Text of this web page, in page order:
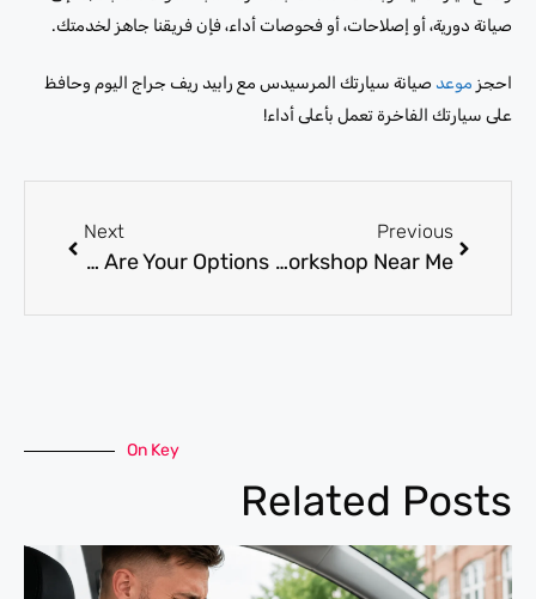
صيانة دورية، أو إصلاحات، أو فحوصات أداء، فإن فريقنا جاهز لخدمتك.
احجز موعد صيانة سيارتك المرسيدس مع رابيد ريف جراج اليوم وحافظ
على سيارتك الفاخرة تعمل بأعلى أداء!
Previous
How to Pick a Quality Mercedes Workshop Near Me
Next
Understanding Mercedes-Benz Service Center Standards: What Are Your Options?
On Key
Related Posts